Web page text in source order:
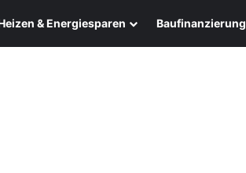
& Energiesparen Baufinanzierung